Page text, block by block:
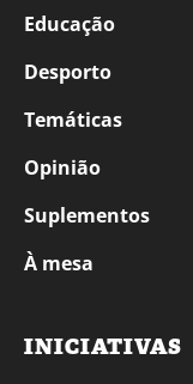
Educação
Desporto
Temáticas
Opinião
Suplementos
À mesa
INICIATIVAS